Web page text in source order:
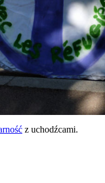
z uchodźcami.